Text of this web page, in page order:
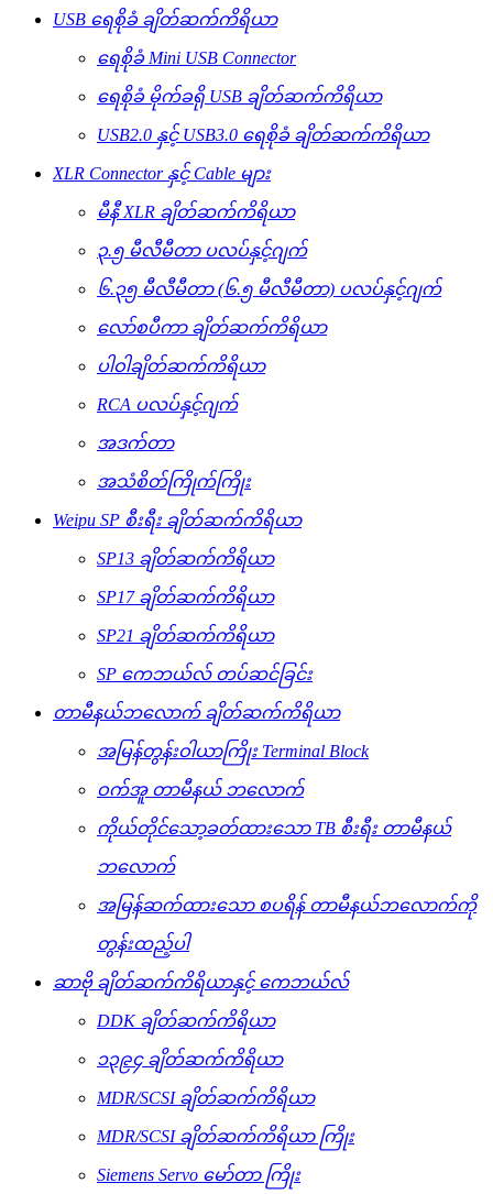
USB ရေစိုခံ ချိတ်ဆက်ကိရိယာ
ရေစိုခံ Mini USB Connector
ရေစိုခံ မိုက်ခရို USB ချိတ်ဆက်ကိရိယာ
USB2.0 နှင့် USB3.0 ရေစိုခံ ချိတ်ဆက်ကိရိယာ
XLR Connector နှင့် Cable များ
မီနီ XLR ချိတ်ဆက်ကိရိယာ
၃.၅ မီလီမီတာ ပလပ်နှင့်ဂျက်
၆.၃၅ မီလီမီတာ (၆.၅ မီလီမီတာ) ပလပ်နှင့်ဂျက်
လော်စပီကာ ချိတ်ဆက်ကိရိယာ
ပါဝါချိတ်ဆက်ကိရိယာ
RCA ပလပ်နှင့်ဂျက်
အဒက်တာ
အသံစိတ်ကြိုက်ကြိုး
Weipu SP စီးရီး ချိတ်ဆက်ကိရိယာ
SP13 ချိတ်ဆက်ကိရိယာ
SP17 ချိတ်ဆက်ကိရိယာ
SP21 ချိတ်ဆက်ကိရိယာ
SP ကေဘယ်လ် တပ်ဆင်ခြင်း
တာမီနယ်ဘလောက် ချိတ်ဆက်ကိရိယာ
အမြန်တွန်းဝါယာကြိုး Terminal Block
ဝက်အူ တာမီနယ် ဘလောက်
ကိုယ်တိုင်သော့ခတ်ထားသော TB စီးရီး တာမီနယ်
ဘလောက်
အမြန်ဆက်ထားသော စပရိန် တာမီနယ်ဘလောက်ကို
တွန်းထည့်ပါ
ဆာဗို ချိတ်ဆက်ကိရိယာနှင့် ကေဘယ်လ်
DDK ချိတ်ဆက်ကိရိယာ
၁၃၉၄ ချိတ်ဆက်ကိရိယာ
MDR/SCSI ချိတ်ဆက်ကိရိယာ
MDR/SCSI ချိတ်ဆက်ကိရိယာ ကြိုး
Siemens Servo မော်တာ ကြိုး